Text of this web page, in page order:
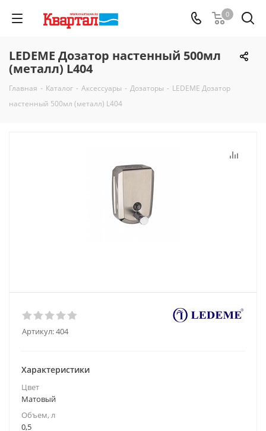
0
LEDEME Дозатор настенный 500мл
(металл) L404
Главная - Каталог - Аксессуары - Дозаторы - LEDEME Дозатор
настенный 500мл (металл) L404
Артикул:404
Характеристики
Цвет
Матовый
Объем, л
0,5